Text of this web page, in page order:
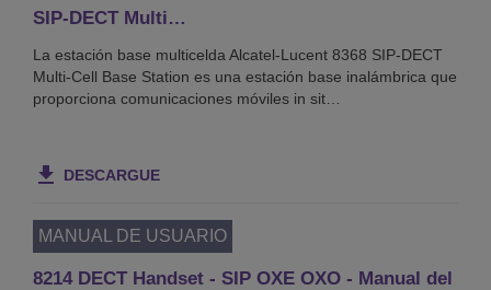
SIP-DECT Multi…
La estación base multicelda Alcatel-Lucent 8368 SIP-DECT
Multi-Cell Base Station es una estación base inalámbrica que
proporciona comunicaciones móviles in sit…
DESCARGUE
MANUAL DE USUARIO
8214 DECT Handset - SIP OXE OXO - Manual del